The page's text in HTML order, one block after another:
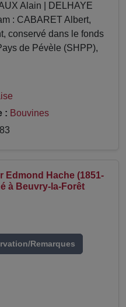
Alain | DELHAYE
: CABARET Albert,
conservé dans le fonds
de Pévèle (SHPP),
: Bouvines
83
Edmond Hache (1851-
à Beuvry-la-Forêt
Remarques